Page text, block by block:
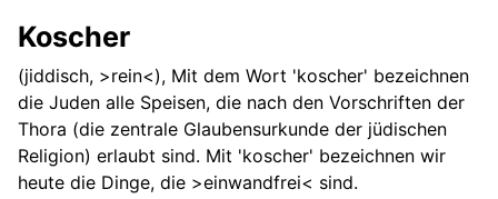
Koscher
(jiddisch, >rein<), Mit dem Wort 'koscher' bezeichnen
die Juden alle Speisen, die nach den Vorschriften der
Thora (die zentrale Glaubensurkunde der jüdischen
Religion) erlaubt sind. Mit 'koscher' bezeichnen wir
heute die Dinge, die >einwandfrei< sind.